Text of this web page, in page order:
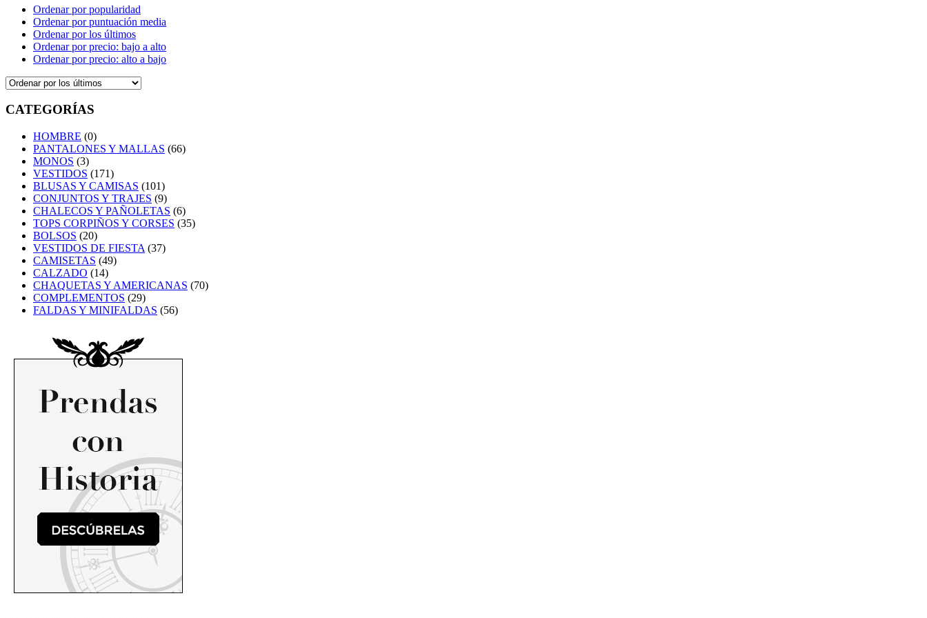
Ordenar por popularidad
Ordenar por puntuación media
Ordenar por los últimos
Ordenar por precio: bajo a alto
Ordenar por precio: alto a bajo
CATEGORÍAS
HOMBRE (0)
PANTALONES Y MALLAS (66)
MONOS (3)
VESTIDOS (171)
BLUSAS Y CAMISAS (101)
CONJUNTOS Y TRAJES (9)
CHALECOS Y PAÑOLETAS (6)
TOPS CORPIÑOS Y CORSES (35)
BOLSOS (20)
VESTIDOS DE FIESTA (37)
CAMISETAS (49)
CALZADO (14)
CHAQUETAS Y AMERICANAS (70)
COMPLEMENTOS (29)
FALDAS Y MINIFALDAS (56)